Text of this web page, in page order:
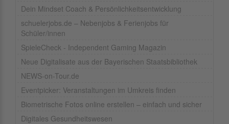
Dein Mindset Coach & Persönlichkeitsentwicklung
schuelerjobs.de – Nebenjobs & Ferienjobs für
Schüler/innen
SpieleCheck - Independent Gaming Magazin
Neue Digitalisate aus der Bayerischen Staatsbibliothek
NEWS-on-Tour.de
Eventpicker: Veranstaltungen im Umkreis finden
Biometrische Fotos online erstellen – einfach und sicher
Digitales Gesundheitswesen